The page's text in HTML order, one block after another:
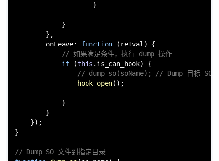
}
}
},
onLeave: function ( retval ) {
// 如果满足条件，执行 dump 操作
if (this . is_can_hook) {
// dump_so(soName); // Dump 目标 SO
hook_open();
}
}
});
}
// Dump SO 文件到指定目录